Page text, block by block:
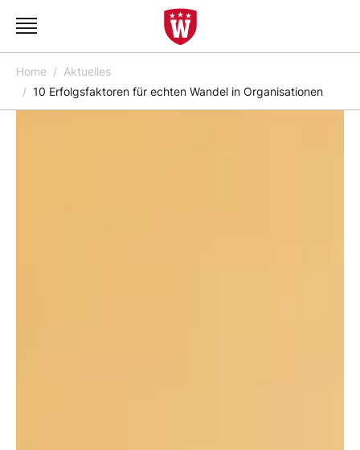
Home
Aktuelles
10 Erfolgsfaktoren für echten Wandel in Organisationen